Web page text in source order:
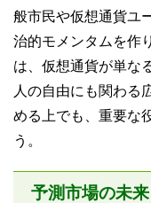
般市民や仮想通貨ユ
治的モメンタムを作
は、仮想通貨が単な
人の自由にも関わる
める上でも、重要な
う。
予測市場の未